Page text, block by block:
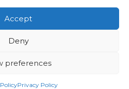
Accept
Deny
preferences
Privacy Policy